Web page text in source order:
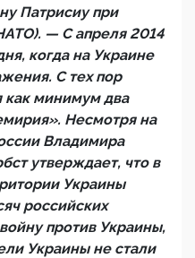
Патрисиу при
— С апреля 2014
когда на Украине
С тех пор
как минимум два
Несмотря на
Владимира
утверждает, что в
Украины
российских
против Украины,
Украины не стали